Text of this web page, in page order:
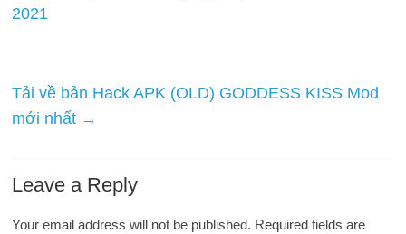
2021
Tải về bản Hack APK (OLD) GODDESS KISS Mod
mới nhất →
Leave a Reply
Your email address will not be published. Required fields are